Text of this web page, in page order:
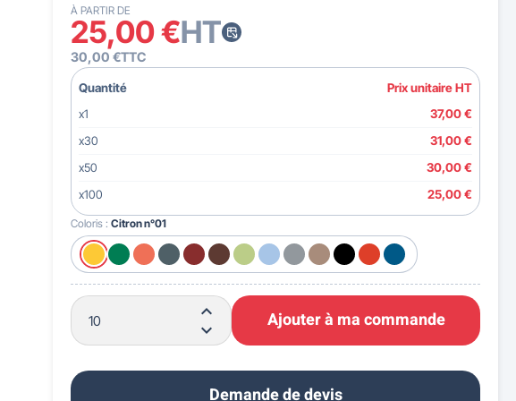
Accessibilité PMR
À PARTIR DE
25,00 €HT
30,00 €TTC
Quantité
Prix unitaire HT
x1
37,00 €
x30
31,00 €
x50
30,00 €
x100
25,00 €
Coloris :Citron n°01
Ajouter à ma commande
Demande de devis